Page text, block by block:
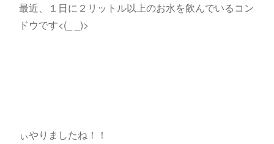
最近、１日に２リットル以上のお水を飲んでいるコン
ドウです<(_ _)>
ぃやりましたね！！